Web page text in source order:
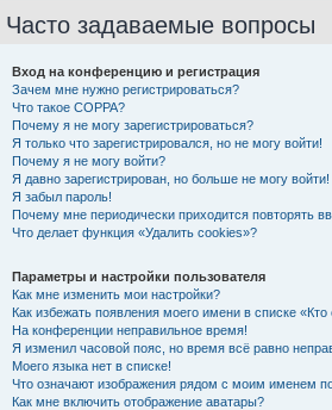
Часто задаваемые вопросы
Вход на конференцию и регистрация
Зачем мне нужно регистрироваться?
Что такое COPPA?
Почему я не могу зарегистрироваться?
Я только что зарегистрировался, но не могу войти!
Почему я не могу войти?
Я давно зарегистрирован, но больше не могу войти!
Я забыл пароль!
Почему мне периодически приходится повторять
Что делает функция «Удалить cookies»?
Параметры и настройки пользователя
Как мне изменить мои настройки?
Как избежать появления моего имени в списке
На конференции неправильное время!
Я изменил часовой пояс, но время всё равно
Моего языка нет в списке!
Что означают изображения рядом с моим именем
Как мне включить отображение аватары?